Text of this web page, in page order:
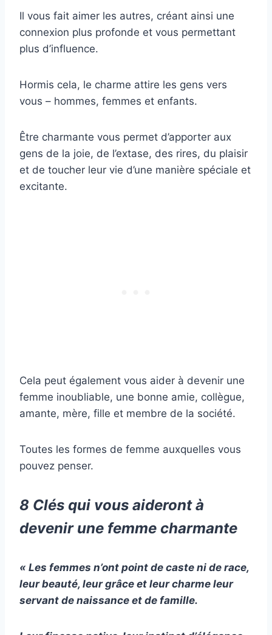
Il vous fait aimer les autres, créant ainsi une
connexion plus profonde et vous permettant
plus d’influence.
Hormis cela, le charme attire les gens vers
vous – hommes, femmes et enfants.
Être charmante vous permet d’apporter aux
gens de la joie, de l’extase, des rires, du plaisir
et de toucher leur vie d’une manière spéciale et
excitante.
Cela peut également vous aider à devenir une
femme inoubliable, une bonne amie, collègue,
amante, mère, fille et membre de la société.
Toutes les formes de femme auxquelles vous
pouvez penser.
8 Clés qui vous aideront à
devenir une femme charmante
« Les femmes n’ont point de caste ni de race,
leur beauté, leur grâce et leur charme leur
servant de naissance et de famille.